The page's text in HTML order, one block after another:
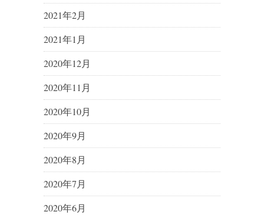
2021年2月
2021年1月
2020年12月
2020年11月
2020年10月
2020年9月
2020年8月
2020年7月
2020年6月